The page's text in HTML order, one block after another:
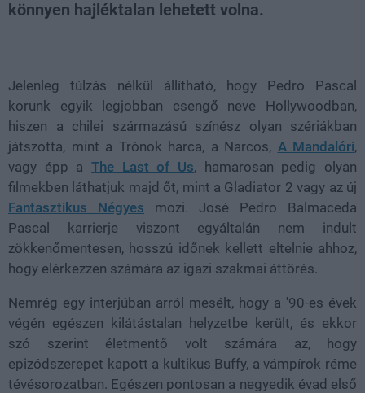
könnyen hajléktalan lehetett volna.
Jelenleg túlzás nélkül állítható, hogy Pedro Pascal
korunk egyik legjobban csengő neve Hollywoodban,
hiszen a chilei származású színész olyan szériákban
játszotta, mint a Trónok harca, a Narcos, A Mandalóri,
vagy épp a The Last of Us, hamarosan pedig olyan
filmekben láthatjuk majd őt, mint a Gladiator 2 vagy az új
Fantasztikus Négyes mozi. José Pedro Balmaceda
Pascal karrierje viszont egyáltalán nem indult
zökkenőmentesen, hosszú időnek kellett eltelnie ahhoz,
hogy elérkezzen számára az igazi szakmai áttörés.
Nemrég egy interjúban arról mesélt, hogy a '90-es évek
végén egészen kilátástalan helyzetbe került, és ekkor
szó szerint életmentő volt számára az, hogy
epizódszerepet kapott a kultikus Buffy, a vámpírok réme
tévésorozatban. Egészen pontosan a negyedik évad első